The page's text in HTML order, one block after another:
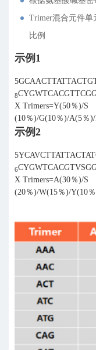
Trimer混合元件单
比例
示例1
8
X Trimers=Y(50％)/S
(10％)/G(10％)/A(5％
示例2
6
X Trimers=A(30％)/S
(20％)/W(15％)/Y(10